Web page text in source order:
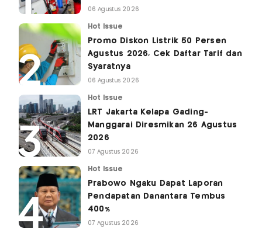
06 Agustus 2026
Hot Issue
Promo Diskon Listrik 50 Persen
Agustus 2026, Cek Daftar Tarif dan
Syaratnya
06 Agustus 2026
Hot Issue
LRT Jakarta Kelapa Gading-
Manggarai Diresmikan 26 Agustus
2026
07 Agustus 2026
Hot Issue
Prabowo Ngaku Dapat Laporan
Pendapatan Danantara Tembus
400%
07 Agustus 2026